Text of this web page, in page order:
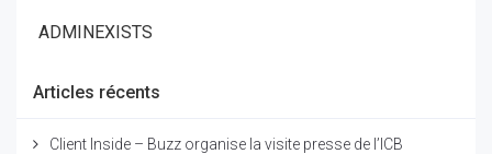
ADMINEXISTS
Articles récents
Client Inside – Buzz organise la visite presse de l’ICB